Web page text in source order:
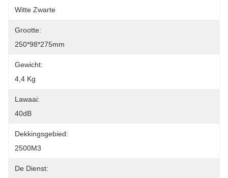
Witte Zwarte
Grootte:
250*98*275mm
Gewicht:
4,4 Kg
Lawaai:
40dB
Dekkingsgebied:
2500M3
De Dienst: